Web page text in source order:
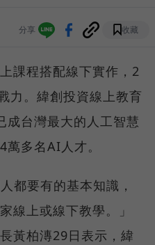
分享 收藏
課程搭配線下實作，2
力。緯創投資線上教育
成台灣最大的人工智慧
多名AI人才。
都要有的基本知識，
線上或線下教學。」
黃柏漙29日表示，緯